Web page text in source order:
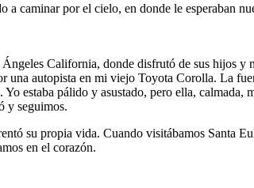
caminar por el cielo, en donde le esperaban
California, donde disfrutó de sus hijos y
una autopista en mi viejo Toyota Corolla. La
estaba pálido y asustado, pero ella, calmada,
y seguimos.
su propia vida. Cuando visitábamos Santa
en el corazón.